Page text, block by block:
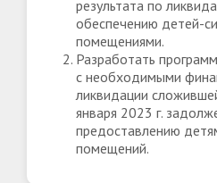
результата по
обеспечению детей-
помещениями.
Разработать
с необходимыми
ликвидации
января 2023 г.
предоставлению
помещений.